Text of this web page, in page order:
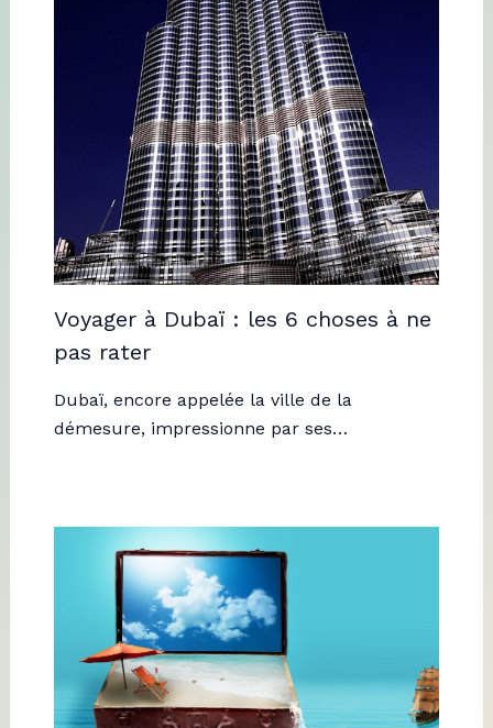
Voyager à Dubaï : les 6 choses à ne
pas rater
Dubaï, encore appelée la ville de la
démesure, impressionne par ses…